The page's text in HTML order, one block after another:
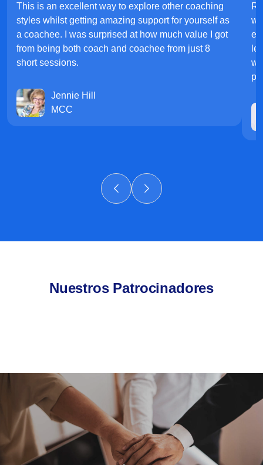
This is an excellent way to explore other coaching
styles whilst getting amazing support for yourself as
a coachee. I was surprised at how much value I got
from being both coach and coachee from just 8
short sessions.
Jennie Hill
MCC
Nuestros Patrocinadores